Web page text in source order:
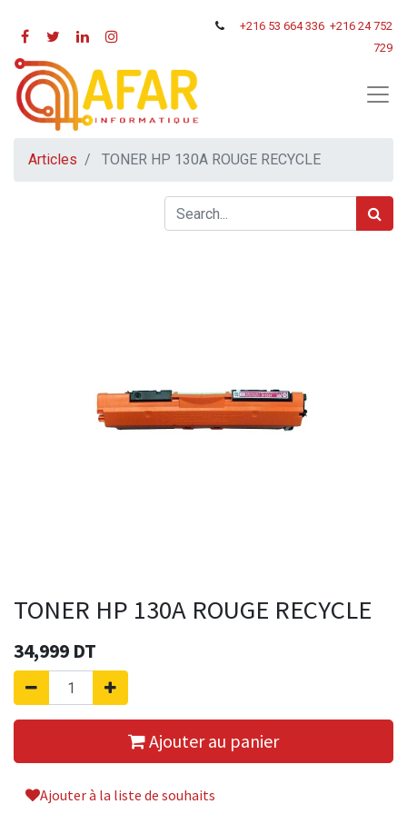
+216 53 664 336 +216 24 752
729
Articles TONER HP 130A ROUGE RECYCLE
TONER HP 130A ROUGE RECYCLE
34,999 DT
Ajouter au panier
Ajouter à la liste de souhaits